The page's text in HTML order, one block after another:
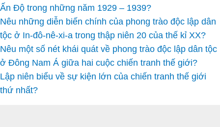
Ấn Độ trong những năm 1929 – 1939?
Nêu những diễn biến chính của phong trào độc lập dân
tộc ở In-đô-nê-xi-a trong thập niên 20 của thế kỉ XX?
Nêu một số nét khái quát về phong trào độc lập dân tộc
ở Đông Nam Á giữa hai cuộc chiến tranh thế giới?
Lập niên biểu về sự kiện lớn của chiến tranh thế giới
thứ nhất?